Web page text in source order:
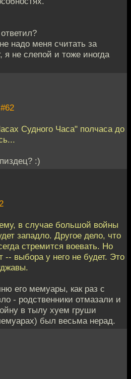
надо меня считать за
я не слепой и тоже иногда
#62
Судного Часа" полчаса до
:)
в случае большой войны
западло. Другое дело, что
стремится воевать. Но
выбора у него не будет. Это
его мемуары, как раз с
- родственники отмазали и
в тылу хуем груши
был весьма нерад.